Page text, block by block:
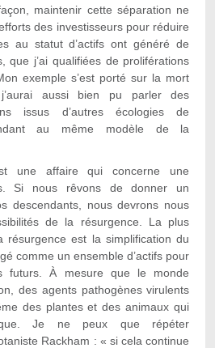
maintenir cette séparation ne
des investisseurs pour réduire
au statut d’actifs ont généré de
que j’ai qualifiées de proliférations
exemple s’est porté sur la mort
aussi bien pu parler des
issus d’autres écologies de
au même modèle de la
une affaire qui concerne une
Si nous rêvons de donner un
descendants, nous devrons nous
de la résurgence. La plus
résurgence est la simplification du
comme un ensemble d’actifs pour
futurs. À mesure que le monde
des agents pathogènes virulents
des plantes et des animaux qui
Je ne peux que répéter
Rackham : « si cela continue